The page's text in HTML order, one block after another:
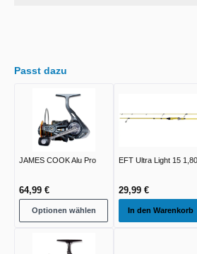
Passt dazu
JAMES COOK Alu Pro
64,99 €
Optionen wählen
EFT Ultra Light 15
29,99 €
In den Warenkorb